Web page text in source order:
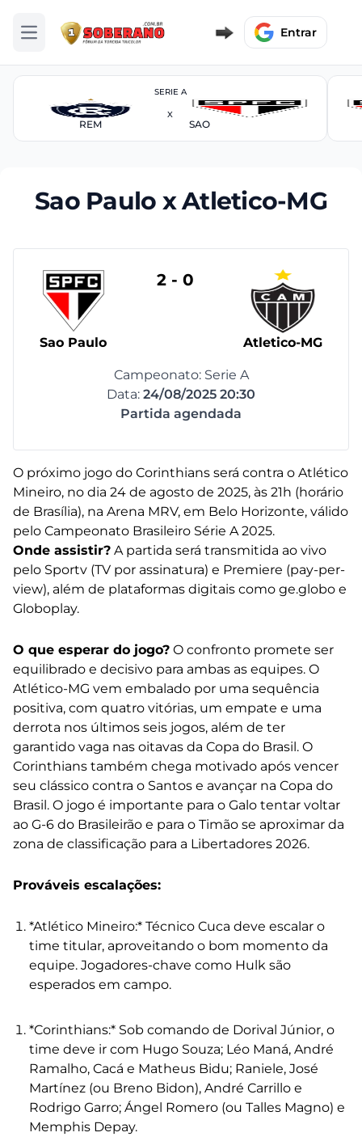
Abrir menu Entrar
SERIE A
REM
X
SAO
Sao Paulo x Atletico-MG
Sao Paulo
2 - 0
Atletico-MG
Campeonato: Serie A
Data: 24/08/2025 20:30
Partida agendada
O próximo jogo do Corinthians será contra o Atlético
Mineiro, no dia 24 de agosto de 2025, às 21h (horário
de Brasília), na Arena MRV, em Belo Horizonte, válido
pelo Campeonato Brasileiro Série A 2025.
Onde assistir? A partida será transmitida ao vivo
pelo Sportv (TV por assinatura) e Premiere (pay-per-
view), além de plataformas digitais como ge.globo e
Globoplay.
O que esperar do jogo? O confronto promete ser
equilibrado e decisivo para ambas as equipes. O
Atlético-MG vem embalado por uma sequência
positiva, com quatro vitórias, um empate e uma
derrota nos últimos seis jogos, além de ter
garantido vaga nas oitavas da Copa do Brasil. O
Corinthians também chega motivado após vencer
seu clássico contra o Santos e avançar na Copa do
Brasil. O jogo é importante para o Galo tentar voltar
ao G-6 do Brasileirão e para o Timão se aproximar da
zona de classificação para a Libertadores 2026.
Prováveis escalações:
*Atlético Mineiro:* Técnico Cuca deve escalar o
time titular, aproveitando o bom momento da
equipe. Jogadores-chave como Hulk são
esperados em campo.
*Corinthians:* Sob comando de Dorival Júnior, o
time deve ir com Hugo Souza; Léo Maná, André
Ramalho, Cacá e Matheus Bidu; Raniele, José
Martínez (ou Breno Bidon), André Carrillo e
Rodrigo Garro; Ángel Romero (ou Talles Magno) e
Memphis Depay.